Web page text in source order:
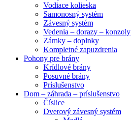
Vodiace kolieska
Samonosný systém
Závesný systém
Vedenia – dorazy – konzoly
Zámky – doplnky
Kompletné zapuzdrenia
Pohony pre brány
Krídlové brány
Posuvné brány
Príslušenstvo
Dom – záhrada – príslušenstvo
Číslice
Dverový závesný systém